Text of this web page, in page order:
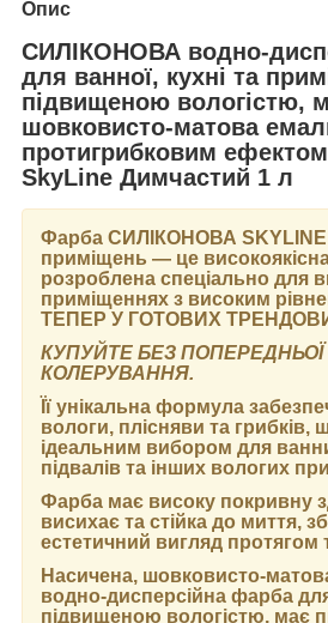
Опис
СИЛІКОНОВА водно-
для ванної, кухні та
підвищеною вологістю,
шовковисто-матова
протигрибковим ефектом
SkyLine Димчастий 1 л
Фарба СИЛІКОНОВА SKYLINE
приміщень — це
розроблена спеціально для
приміщеннях з високим
ТЕПЕР У ГОТОВИХ
КУПУЙТЕ БЕЗ
КОЛЕРУВАННЯ.
Її унікальна формула
вологи, плісняви та грибків,
ідеальним вибором для
підвалів та інших вологих
Фарба має високу покривну
висихає та стійка до миття,
естетичний вигляд протягом
Насичена, шовковисто-
водно-дисперсійна фарба
підвищеною вологістю, має